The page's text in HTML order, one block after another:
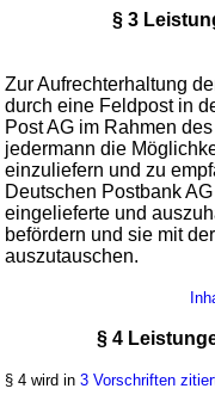
§ 3
Zur Aufrechterhaltung
durch eine Feldpost in
Post AG im Rahmen
jedermann die
einzuliefern und zu
Deutschen Postbank
eingelieferte und
befördern und sie mit
auszutauschen.
§ 4
§ 4 wird in3 Vorschriften